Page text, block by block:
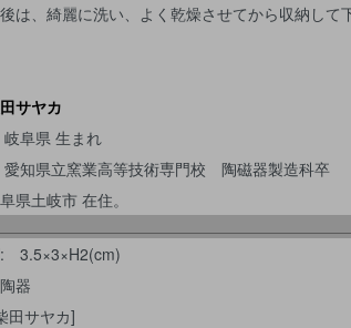
は、綺麗に洗い、よく乾燥させてから収納して
サヤカ
阜県 生まれ
知県立窯業高等技術専門校 陶磁器製造科卒
県土岐市 在住。
: 3.5×3×H2(cm)
器
田サヤカ]